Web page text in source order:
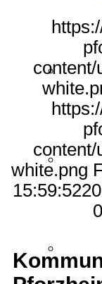
content/
content/
white.png
15:59:52